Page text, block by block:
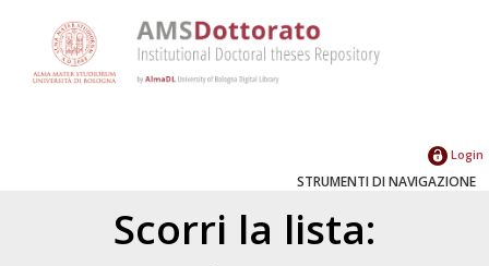
Login
STRUMENTI DI NAVIGAZIONE
Scorri la lista: